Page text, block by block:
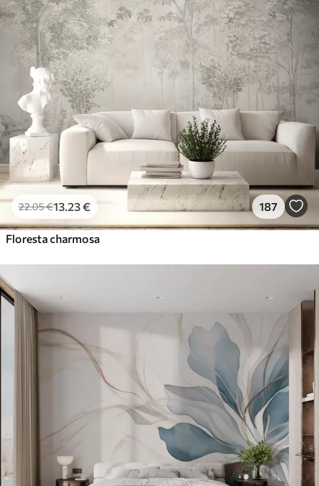
22.05€13 .23€ 187
Floresta charmosa